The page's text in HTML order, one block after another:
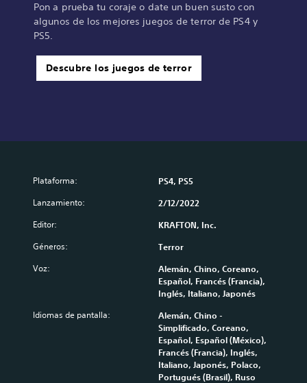
Pon a prueba tu coraje o date un buen susto con
algunos de los mejores juegos de terror de PS4 y
PS5.
Descubre los juegos de terror
Plataforma: PS4, PS5
Lanzamiento: 2/12/2022
Editor: KRAFTON, Inc.
Géneros: Terror
Voz:
Alemán, Chino, Coreano,
Español, Francés (Francia),
Inglés, Italiano, Japonés
Idiomas de pantalla:
Alemán, Chino -
Simplificado, Coreano,
Español, Español (México),
Francés (Francia), Inglés,
Italiano, Japonés, Polaco,
Portugués (Brasil), Ruso